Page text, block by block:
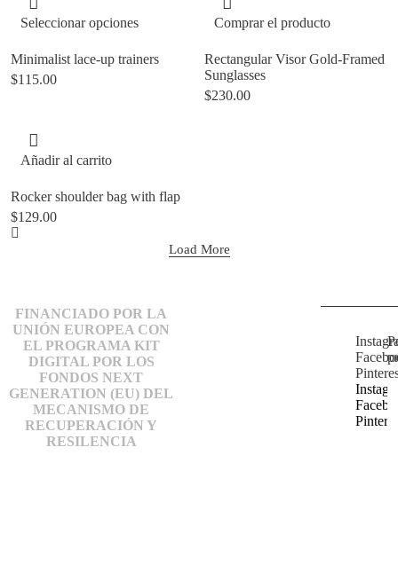
Seleccionar opciones
Minimalist lace-up trainers
$115.00
Comprar el producto
Rectangular Visor Gold-Framed
Sunglasses
$230.00
Añadir al carrito
Rocker shoulder bag with flap
$129.00
Load More
FINANCIADO POR LA
UNIÓN EUROPEA CON
EL PROGRAMA KIT
DIGITAL POR LOS
FONDOS NEXT
GENERATION (EU) DEL
MECANISMO DE
RECUPERACIÓN Y
RESILENCIA